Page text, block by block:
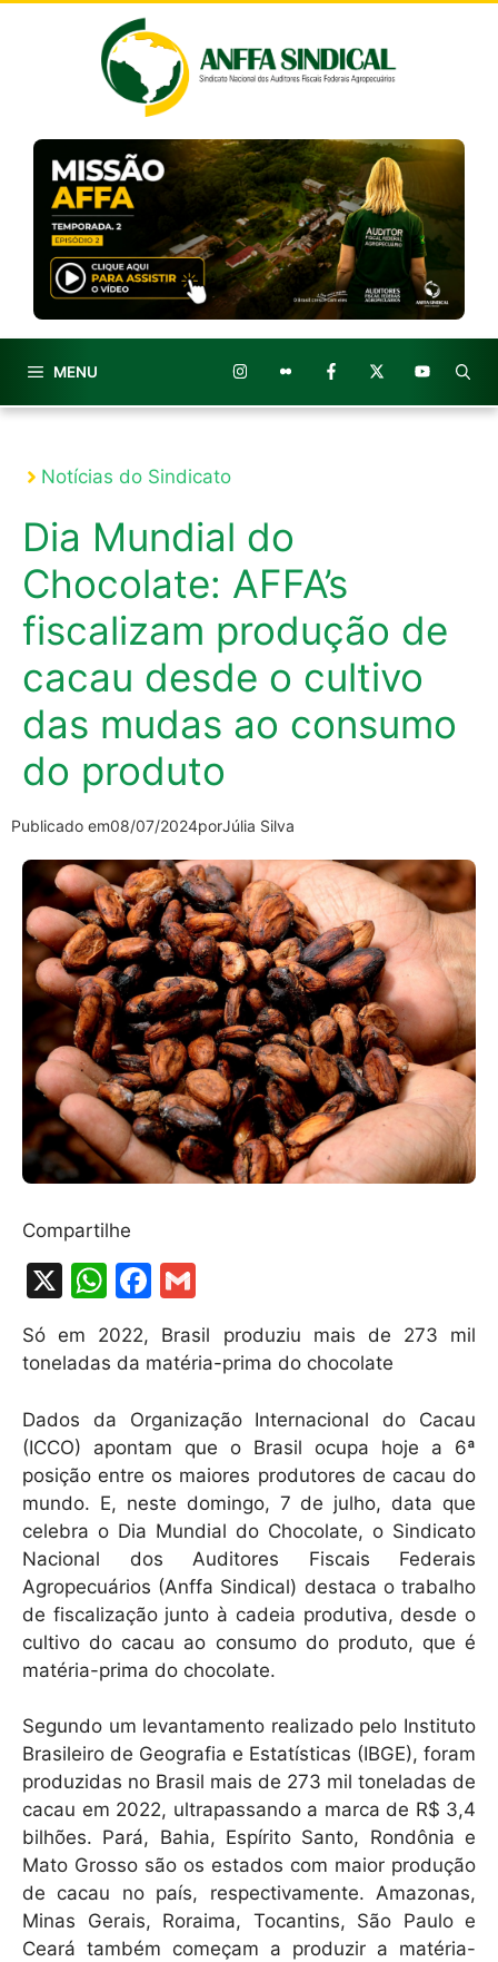
MENU
Notícias do Sindicato
Dia Mundial do
Chocolate: AFFA’s
fiscalizam produção de
cacau desde o cultivo
das mudas ao consumo
do produto
Publicado em08/07/2024porJúlia Silva
Compartilhe
X
W
h
at
A
p
p
F
a
c
b
o
o
k
m
ai
Só em 2022, Brasil produziu mais de 273 mil
toneladas da matéria-prima do chocolate
Dados da Organização Internacional do Cacau
(ICCO) apontam que o Brasil ocupa hoje a 6ª
posição entre os maiores produtores de cacau do
mundo. E, neste domingo, 7 de julho, data que
celebra o Dia Mundial do Chocolate, o Sindicato
Nacional dos Auditores Fiscais Federais
Agropecuários (Anffa Sindical) destaca o trabalho
de fiscalização junto à cadeia produtiva, desde o
cultivo do cacau ao consumo do produto, que é
matéria-prima do chocolate.
Segundo um levantamento realizado pelo Instituto
Brasileiro de Geografia e Estatísticas (IBGE), foram
produzidas no Brasil mais de 273 mil toneladas de
cacau em 2022, ultrapassando a marca de R$ 3,4
bilhões. Pará, Bahia, Espírito Santo, Rondônia e
Mato Grosso são os estados com maior produção
de cacau no país, respectivamente. Amazonas,
Minas Gerais, Roraima, Tocantins, São Paulo e
Ceará também começam a produzir a matéria-